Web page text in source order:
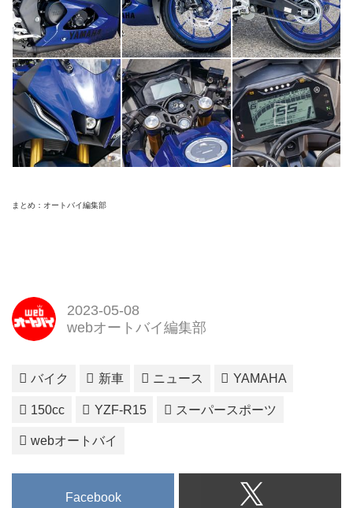
まとめ：オートバイ編集部
2023-05-08
webオートバイ編集部
バイク 新車 ニュース YAMAHA
150cc YZF-R15 スーパースポーツ
webオートバイ
Facebook